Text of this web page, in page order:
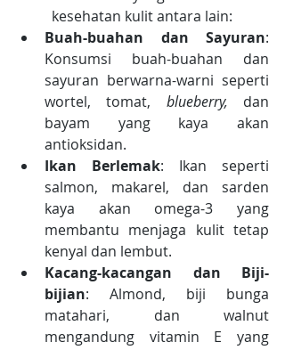
kesehatan kulit antara lain:
Buah-buahan dan Sayuran:
Konsumsi buah-buahan dan
sayuran berwarna-warni seperti
wortel, tomat, blueberry, dan
bayam yang kaya akan
antioksidan.
Ikan Berlemak: Ikan seperti
salmon, makarel, dan sarden
kaya akan omega-3 yang
membantu menjaga kulit tetap
kenyal dan lembut.
Kacang-kacangan dan Biji-
bijian: Almond, biji bunga
matahari, dan walnut
mengandung vitamin E yang